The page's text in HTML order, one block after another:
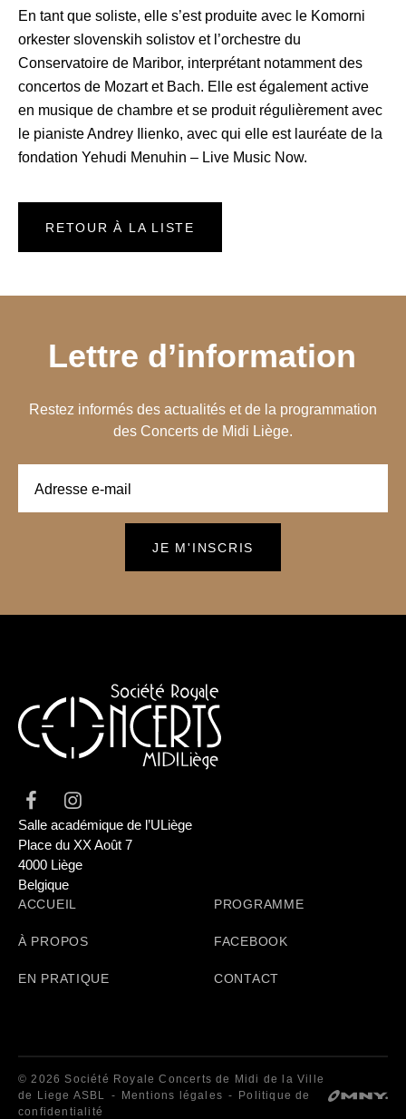
En tant que soliste, elle s’est produite avec le Komorni
orkester slovenskih solistov et l’orchestre du
Conservatoire de Maribor, interprétant notamment des
concertos de Mozart et Bach. Elle est également active
en musique de chambre et se produit régulièrement avec
le pianiste Andrey Ilienko, avec qui elle est lauréate de la
fondation Yehudi Menuhin – Live Music Now.
RETOUR À LA LISTE
Lettre d’information
Restez informés des actualités et de la programmation
des Concerts de Midi Liège.
Salle académique de l’ULiège
Place du XX Août 7
4000 Liège
Belgique
ACCUEIL
À PROPOS
EN PRATIQUE
PROGRAMME
FACEBOOK
CONTACT
© 2026 Société Royale Concerts de Midi de la Ville
de Liege ASBL
Mentions légales
Politique de
confidentialité